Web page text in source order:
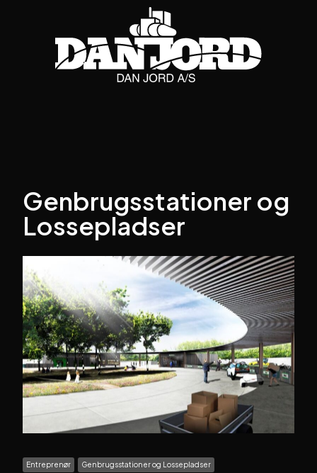
Genbrugsstationer og
Lossepladser
Entreprenør Genbrugsstationer og Lossepladser